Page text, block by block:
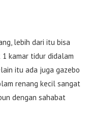
lebih dari itu bisa
kamar tidur didalam
itu ada juga gazebo
renang kecil sangat
dengan sahabat